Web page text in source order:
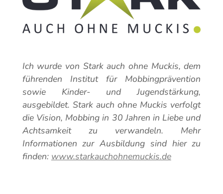
Ich wurde von Stark auch ohne Muckis, dem
führenden Institut für Mobbingprävention
sowie Kinder- und Jugendstärkung,
ausgebildet. Stark auch ohne Muckis verfolgt
die Vision, Mobbing in 30 Jahren in Liebe und
Achtsamkeit zu verwandeln. Mehr
Informationen zur Ausbildung sind hier zu
finden: www.starkauchohnemuckis.de